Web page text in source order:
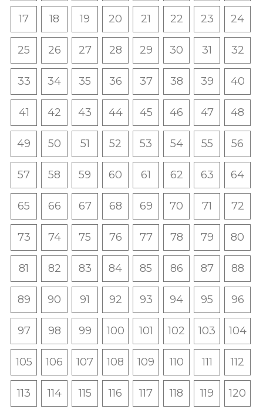
17 18 19 20 21 22 23 24
25 26 27 28 29 30 31 32
33 34 35 36 37 38 39 40
41 42 43 44 45 46 47 48
49 50 51 52 53 54 55 56
57 58 59 60 61 62 63 64
65 66 67 68 69 70 71 72
73 74 75 76 77 78 79 80
81 82 83 84 85 86 87 88
89 90 91 92 93 94 95 96
97 98 99 100 101 102 103 104
105 106 107 108 109 110 111 112
113 114 115 116 117 118 119 120